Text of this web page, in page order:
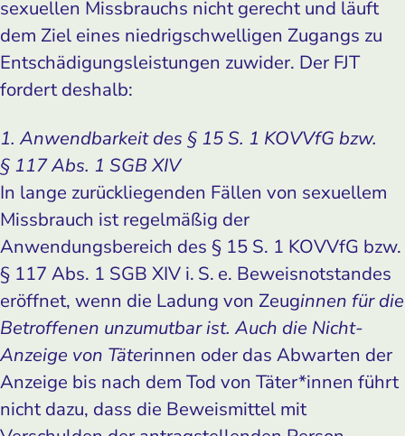
sexuellen Missbrauchs nicht gerecht und läuft
dem Ziel eines niedrigschwelligen Zugangs zu
Entschädigungsleistungen zuwider. Der FJT
fordert deshalb:
1. Anwendbarkeit des § 15 S. 1 KOVVfG bzw.
§ 117 Abs. 1 SGB XIV
In lange zurückliegenden Fällen von sexuellem
Missbrauch ist regelmäßig der
Anwendungsbereich des § 15 S. 1 KOVVfG bzw.
§ 117 Abs. 1 SGB XIV i. S. e. Beweisnotstandes
eröffnet, wenn die Ladung von Zeuginnen für die
Betroffenen unzumutbar ist. Auch die Nicht-
Anzeige von Täterinnen oder das Abwarten der
Anzeige bis nach dem Tod von Täter*innen führt
nicht dazu, dass die Beweismittel mit